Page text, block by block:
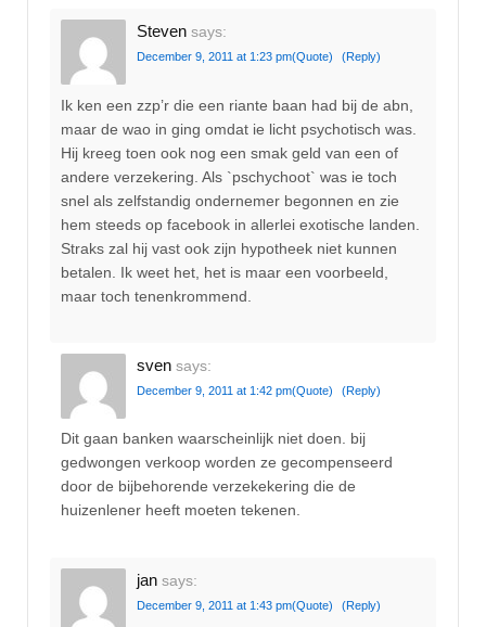
Steven says:
December 9, 2011 at 1:23 pm(Quote) (Reply)
Ik ken een zzp’r die een riante baan had bij de abn,
maar de wao in ging omdat ie licht psychotisch was.
Hij kreeg toen ook nog een smak geld van een of
andere verzekering. Als `pschychoot` was ie toch
snel als zelfstandig ondernemer begonnen en zie
hem steeds op facebook in allerlei exotische landen.
Straks zal hij vast ook zijn hypotheek niet kunnen
betalen. Ik weet het, het is maar een voorbeeld,
maar toch tenenkrommend.
sven says:
December 9, 2011 at 1:42 pm(Quote) (Reply)
Dit gaan banken waarscheinlijk niet doen. bij
gedwongen verkoop worden ze gecompenseerd
door de bijbehorende verzekekering die de
huizenlener heeft moeten tekenen.
jan says:
December 9, 2011 at 1:43 pm(Quote) (Reply)